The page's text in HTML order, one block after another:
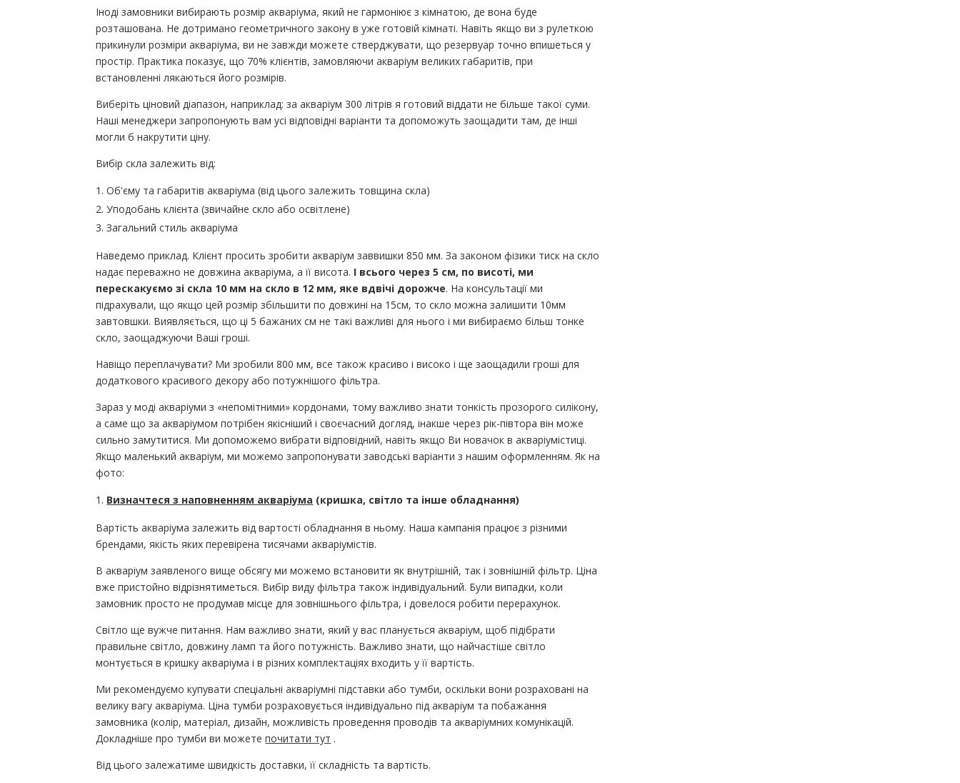
Іноді замовники вибирають розмір акваріума, який не гармоніює з кімнатою, де вона буде
розташована. Не дотримано геометричного закону в уже готовій кімнаті. Навіть якщо ви з рулеткою
прикинули розміри акваріума, ви не завжди можете стверджувати, що резервуар точно впишеться у
простір. Практика показує, що 70% клієнтів, замовляючи акваріум великих габаритів, при
встановленні лякаються його розмірів.
Виберіть ціновий діапазон, наприклад: за акваріум 300 літрів я готовий віддати не більше такої суми.
Наші менеджери запропонують вам усі відповідні варіанти та допоможуть заощадити там, де інші
могли б накрутити ціну.
Вибір скла залежить від:
Об'єму та габаритів акваріума (від цього залежить товщина скла)
Уподобань клієнта (звичайне скло або освітлене)
Загальний стиль акваріума
Наведемо приклад. Клієнт просить зробити акваріум заввишки 850 мм. За законом фізики тиск на скло
надає переважно не довжина акваріума, а її висота. І всього через 5 см, по висоті, ми
перескакуємо зі скла 10 мм на скло в 12 мм, яке вдвічі дорожче. На консультації ми
підрахували, що якщо цей розмір збільшити по довжині на 15см, то скло можна залишити 10мм
завтовшки. Виявляється, що ці 5 бажаних см не такі важливі для нього і ми вибираємо більш тонке
скло, заощаджуючи Ваші гроші.
Навіщо переплачувати? Ми зробили 800 мм, все також красиво і високо і ще заощадили гроші для
додаткового красивого декору або потужнішого фільтра.
Зараз у моді акваріуми з «непомітними» кордонами, тому важливо знати тонкість прозорого силікону,
а саме що за акваріумом потрібен якісніший і своєчасний догляд, інакше через рік-півтора він може
сильно замутитися. Ми допоможемо вибрати відповідний, навіть якщо Ви новачок в акваріумістиці.
Якщо маленький акваріум, ми можемо запропонувати заводські варіанти з нашим оформленням. Як на
фото:
Визначтеся з наповненням акваріума (кришка, світло та інше обладнання)
Вартість акваріума залежить від вартості обладнання в ньому. Наша кампанія працює з різними
брендами, якість яких перевірена тисячами акваріумістів.
В акваріум заявленого вище обсягу ми можемо встановити як внутрішній, так і зовнішній фільтр. Ціна
вже пристойно відрізнятиметься. Вибір виду фільтра також індивідуальний. Були випадки, коли
замовник просто не продумав місце для зовнішнього фільтра, і довелося робити перерахунок.
Світло ще вужче питання. Нам важливо знати, який у вас планується акваріум, щоб підібрати
правильне світло, довжину ламп та його потужність. Важливо знати, що найчастіше світло
монтується в кришку акваріума і в різних комплектаціях входить у її вартість.
Ми рекомендуємо купувати спеціальні акваріумні підставки або тумби, оскільки вони розраховані на
велику вагу акваріума. Ціна тумби розраховується індивідуально під акваріум та побажання
замовника (колір, матеріал, дизайн, можливість проведення проводів та акваріумних комунікацій.
Докладніше про тумби ви можетепочитати тут .
Від цього залежатиме швидкість доставки, її складність та вартість.